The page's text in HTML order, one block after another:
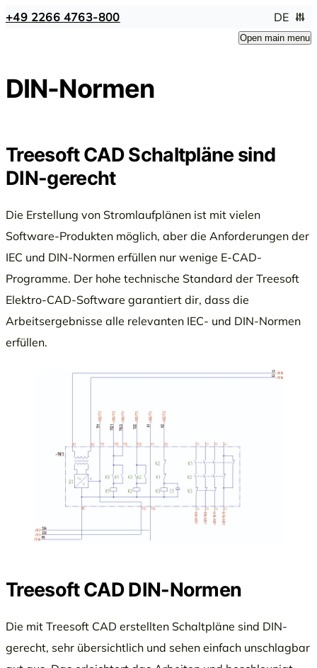
+49 2266 4763-800 DE
Open main menu
DIN-Normen
Treesoft CAD Schaltpläne sind
DIN-gerecht
Die Erstellung von Stromlaufplänen ist mit vielen
Software-Produkten möglich, aber die Anforderungen der
IEC und DIN-Normen erfüllen nur wenige E-CAD-
Programme. Der hohe technische Standard der Treesoft
Elektro-CAD-Software garantiert dir, dass die
Arbeitsergebnisse alle relevanten IEC- und DIN-Normen
erfüllen.
Treesoft CAD DIN-Normen
Die mit Treesoft CAD erstellten Schaltpläne sind DIN-
gerecht, sehr übersichtlich und sehen einfach unschlagbar